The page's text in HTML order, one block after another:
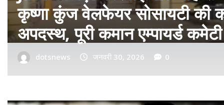
फ़िल्म ‘सागवान’ का प्रीमियर
रीयल सिंघम ने बॉलीवुड में मारी
dotsnews जनवरी 14, 2026 0